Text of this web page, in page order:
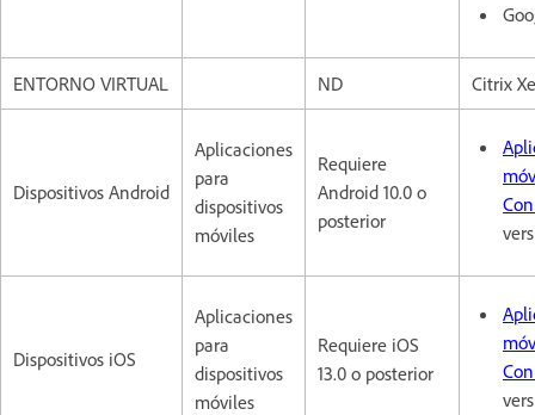
ENTORNO VIRTUAL ND Citrix
Dispositivos Android
Aplicaciones
para
dispositivos
móviles
Requiere
Android 10.0 o
posterior
Dispositivos iOS
Aplicaciones
para
dispositivos
móviles
Requiere iOS
13.0 o posterior